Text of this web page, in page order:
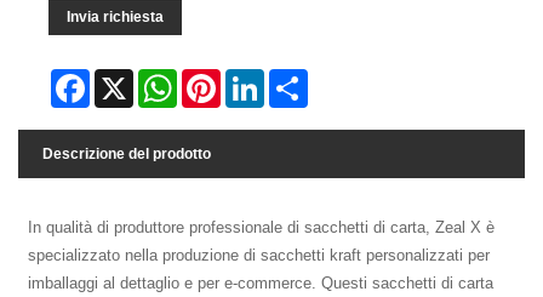
Invia richiesta
Facebook
X WhatsAppPinterestLinkedIn
Descrizione del prodotto
In qualità di produttore professionale di sacchetti di carta, Zeal X è
specializzato nella produzione di sacchetti kraft personalizzati per
imballaggi al dettaglio e per e-commerce. Questi sacchetti di carta